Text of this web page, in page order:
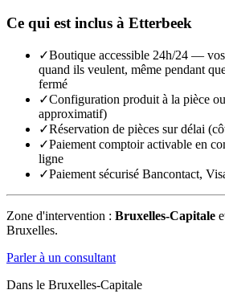
Ce qui est inclus à Etterbeek
✓Boutique accessible 24h/24 —
quand ils veulent, même pendant
fermé
✓Configuration produit à la pièce
approximatif)
✓Réservation de pièces sur délai
✓Paiement comptoir activable en
ligne
✓Paiement sécurisé Bancontact,
Zone d'intervention : Bruxelles-Capitale
Bruxelles.
Parler à un consultant
Dans le Bruxelles-Capitale